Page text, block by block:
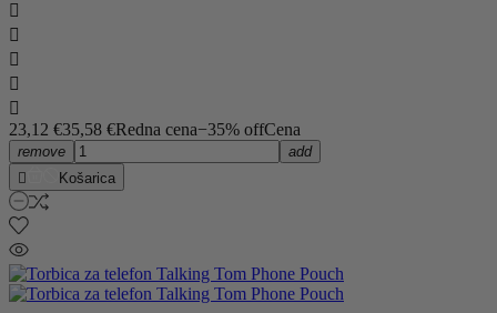





23,12 €35,58 €Redna cena−35% offCena
remove
add

Košarica